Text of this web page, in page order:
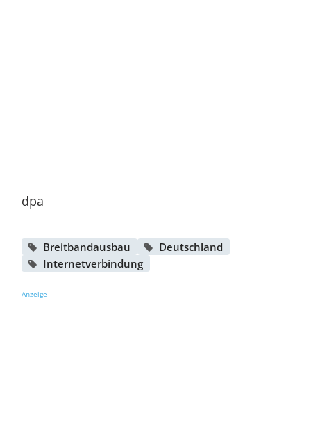
dpa
Breitbandausbau
Deutschland
Internetverbindung
Anzeige